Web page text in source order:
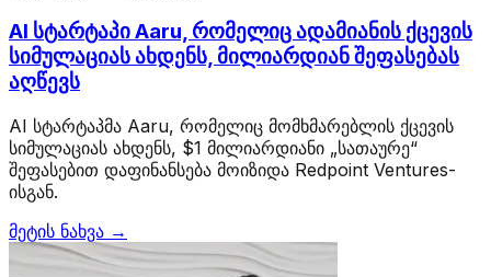
AI სტარტაპი Aaru, რომელიც ადამიანის ქცევის
სიმულაციას ახდენს, მილიარდიან შეფასებას
აღწევს
AI სტარტაპმა Aaru, რომელიც მომხმარებლის ქცევის
სიმულაციას ახდენს, $1 მილიარდიანი „სათაურე“
შეფასებით დაფინანსება მოიზიდა Redpoint Ventures-
ისგან.
მეტის ნახვა →